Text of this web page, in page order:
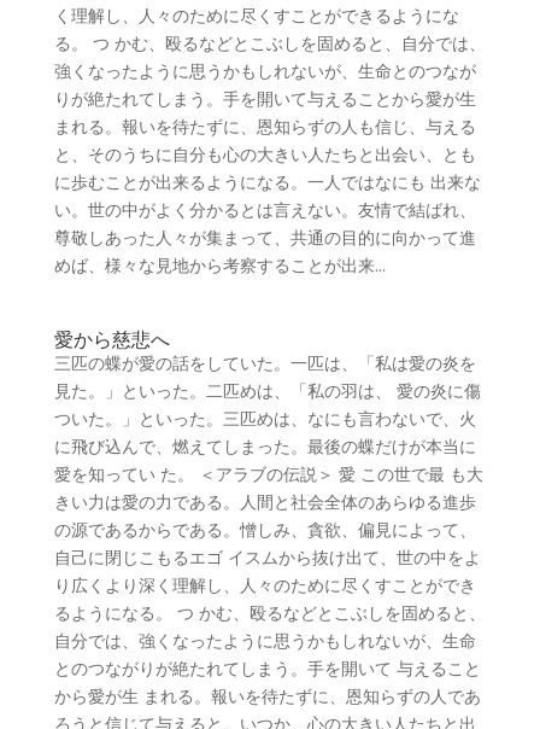
く理解し、人々のために尽くすことができるようにな
る。 つ かむ、殴るなどとこぶしを固めると、自分では、
強くなったように思うかもしれないが、生命とのつなが
りが絶たれてしまう。手を開いて与えることから愛が生
まれる。報いを待たずに、恩知らずの人も信じ、与える
と、そのうちに自分も心の大きい人たちと出会い、とも
に歩むことが出来るようになる。一人ではなにも 出来な
い。世の中がよく分かるとは言えない。友情で結ばれ、
尊敬しあった人々が集まって、共通の目的に向かって進
めば、様々な見地から考察することが出来...
愛から慈悲へ
三匹の蝶が愛の話をしていた。一匹は、「私は愛の炎を
見た。」といった。二匹めは、「私の羽は、 愛の炎に傷
ついた。」といった。三匹めは、なにも言わないで、火
に飛び込んで、燃えてしまった。最後の蝶だけが本当に
愛を知ってい た。 ＜アラブの伝説＞ 愛 この世で最 も大
きい力は愛の力である。人間と社会全体のあらゆる進歩
の源であるからである。憎しみ、貪欲、偏見によって、
自己に閉じこもるエゴ イスムから抜け出て、世の中をよ
り広くより深く理解し、人々のために尽くすことができ
るようになる。 つ かむ、殴るなどとこぶしを固めると、
自分では、強くなったように思うかもしれないが、生命
とのつながりが絶たれてしまう。手を開いて 与えること
から愛が生 まれる。報いを待たずに、恩知らずの人であ